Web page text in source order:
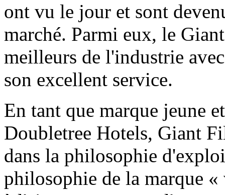
ont vu le jour et sont
marché. Parmi eux, le
meilleurs de l'industrie
son excellent service.
En tant que marque jeune
Doubletree Hotels, Giant
dans la philosophie
philosophie de la marque